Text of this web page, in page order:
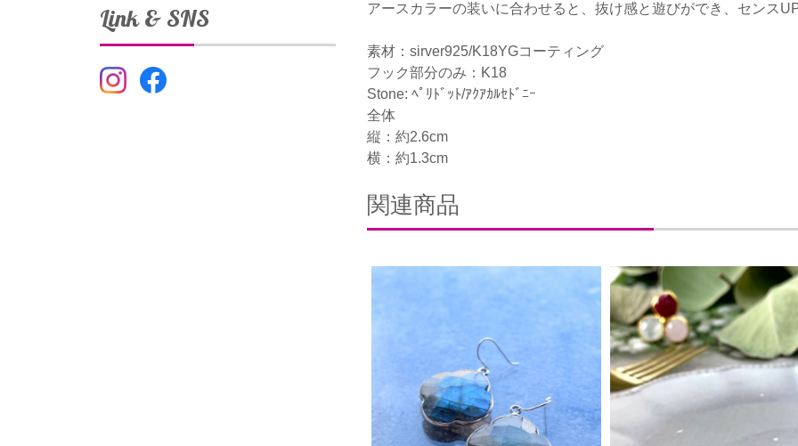
アースカラーの装いに合わせると、抜け感と遊びができ、センス
素材：sirver925/K18YGコーティング
フック部分のみ：K18
Stone: ﾍﾟﾘﾄﾞｯﾄ/ｱｸｱｶﾙｾﾄﾞﾆｰ
全体
縦：約2.6cm
横：約1.3cm
関連商品
Link & SNS